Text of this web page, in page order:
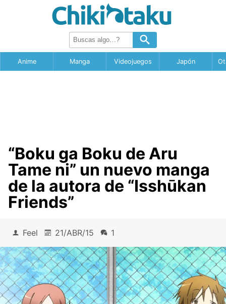
Anime Manga Videojuegos Japón
“Boku ga Boku de Aru
Tame ni” un nuevo manga
de la autora de “Isshūkan
Friends”
Feel 21/ABR/15 1